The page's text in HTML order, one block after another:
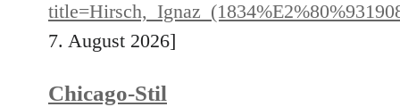
7. August 2026]
Chicago-Stil